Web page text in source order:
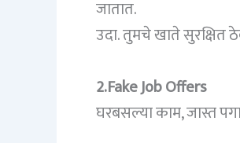
जातात.
उदा. तुमचे खाते
2.Fake Job Offers
घरबसल्या काम, जास्त